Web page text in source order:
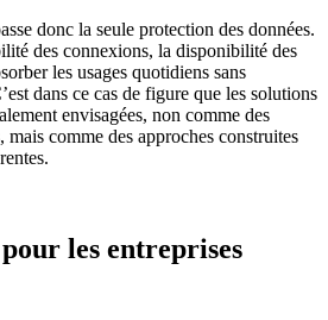
donc la seule protection des données.
des connexions, la disponibilité des
les usages quotidiens sans
dans ce cas de figure que les solutions
envisagées, non comme des
mais comme des approches construites
les entreprises